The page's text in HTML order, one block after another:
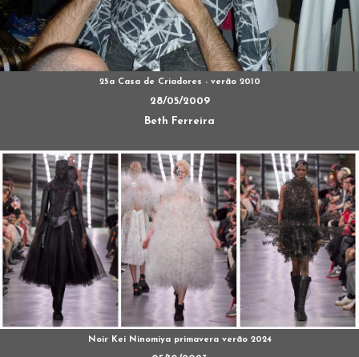
25a Casa de Criadores - verão 2010
28/05/2009
Beth Ferreira
Noir Kei Ninomiya primavera verão 2024